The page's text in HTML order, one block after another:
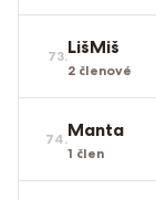
73.LišMiš
2 členové
74.Manta
1 člen